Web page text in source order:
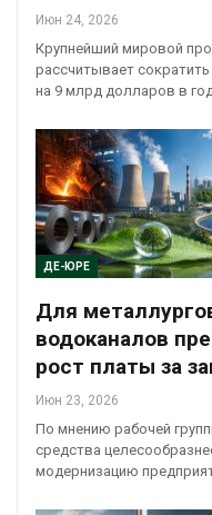
Июн 24, 2026
Крупнейший мировой
рассчитывает
на 9 млрд долларов в
ДЕ-ЮРЕ
Для
водоканалов
рост платы за
Июн 23, 2026
По мнению рабочей
средства
модернизацию